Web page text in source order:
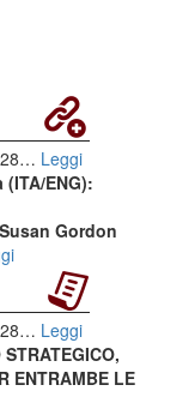
28… Leggi
ENG):
Gordon
28… Leggi
ENTRAMBE LE